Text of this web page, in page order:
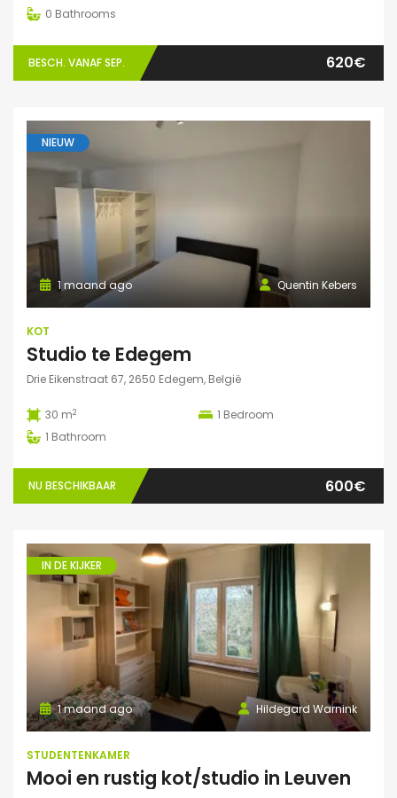
0 Bathrooms
BESCH. VANAF SEP. 620€
NIEUW
Quentin Kebers
1 maand ago
KOT
Studio te Edegem
Drie Eikenstraat 67, 2650 Edegem, België
30 m2 1 Bedroom
1 Bathroom
NU BESCHIKBAAR 600€
IN DE KIJKER
Hildegard Warnink
1 maand ago
STUDENTENKAMER
Mooi en rustig kot/studio in Leuven